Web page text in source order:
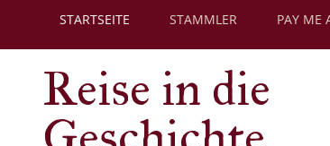
STARTSEITE STAMMLER PAY ME
Reise in die